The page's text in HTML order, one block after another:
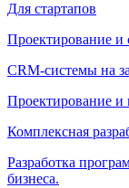
Для стартапов
Проектирование и
CRM-системы на
Проектирование и
Комплексная
Разработка
бизнеса.